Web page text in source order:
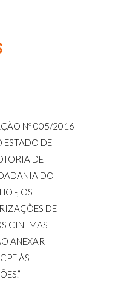
Nº 005/2016
ESTADO DE
DE
DO
-, OS
DE
CINEMAS
ANEXAR
ÀS